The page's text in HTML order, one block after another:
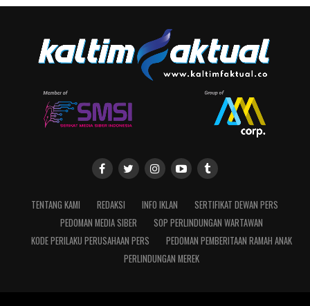
TENTANG KAMI REDAKSI INFO IKLAN
SERTIFIKAT DEWAN PERS
PEDOMAN MEDIA SIBER
SOP PERLINDUNGAN WARTAWAN
KODE PERILAKU PERUSAHAAN PERS
PEDOMAN PEMBERITAAN RAMAH ANAK
PERLINDUNGAN MEREK